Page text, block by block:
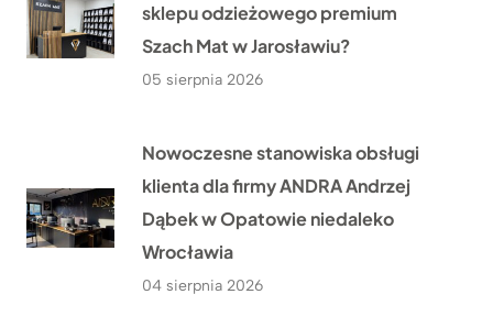
sklepu odzieżowego premium
Szach Mat w Jarosławiu?
05 sierpnia 2026
Nowoczesne stanowiska obsługi
klienta dla firmy ANDRA Andrzej
Dąbek w Opatowie niedaleko
Wrocławia
04 sierpnia 2026